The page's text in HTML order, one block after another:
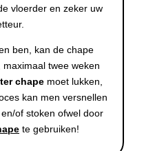
vloerder en zeker uw
ben, kan de chape
twee weken
chapemoet lukken,
kan men versnellen
of stoken ofwel door
te gebruiken!